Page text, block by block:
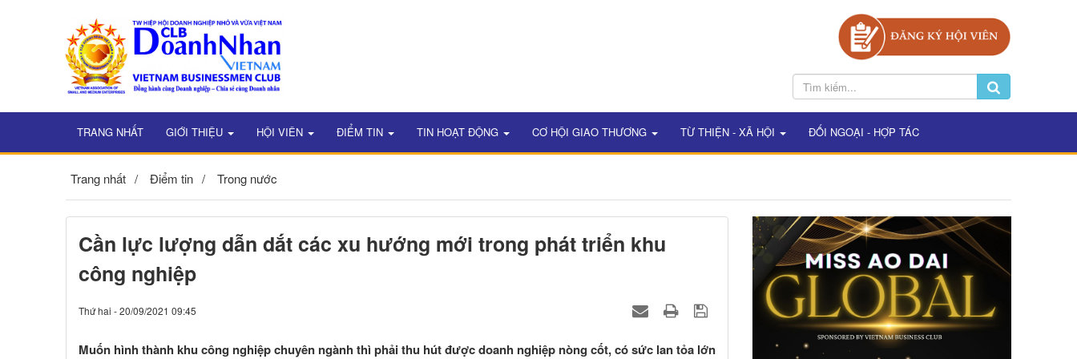
TRANG NHẤT GIỚI THIỆU HỘI VIÊN ĐIỂM TIN TIN HOẠT ĐỘNG CƠ HỘI GIAO THƯƠNG TỪ THIỆN - XÃ HỘI ĐỐI NGOẠI - HỢP TÁC
Trang nhất Điểm tin Trong nước
Cần lực lượng dẫn dắt các xu hướng mới trong phát triển khu
công nghiệp
Thứ hai - 20/09/2021 09:45
Muốn hình thành khu công nghiệp chuyên ngành thì phải thu hút được doanh nghiệp nòng cốt, có sức lan tỏa lớn